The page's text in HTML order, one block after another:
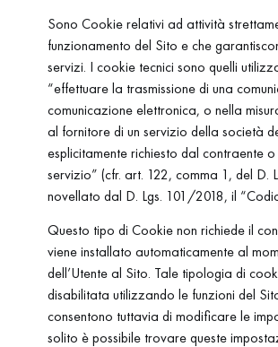
Sono Cookie relativi ad attività
funzionamento del Sito e che
servizi. I cookie tecnici sono quelli
“effettuare la trasmissione di una
comunicazione elettronica, o nella
al fornitore di un servizio della società
esplicitamente richiesto dal contraente
servizio” (cfr. art. 122, comma 1, del
novellato dal D. Lgs. 101/2018, il
Questo tipo di Cookie non richiede il
viene installato automaticamente al
dell’Utente al Sito. Tale tipologia di
disabilitata utilizzando le funzioni del
consentono tuttavia di modificare le
solito è possibile trovare queste